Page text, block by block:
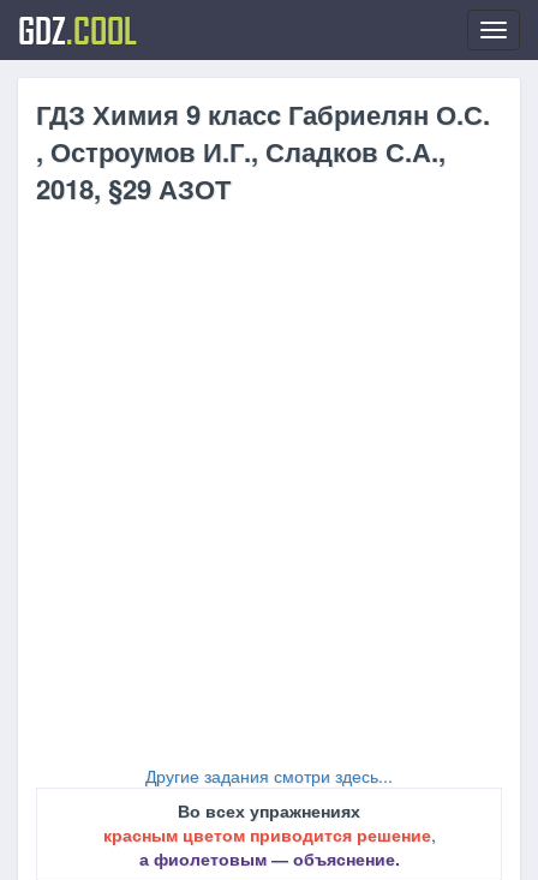
GDZ.COOL
ГДЗ Химия 9 класc Габриелян О.С.
, Остроумов И.Г., Сладков С.А.,
2018, §29 АЗОТ
Другие задания смотри здесь...
Во всех упражнениях
красным цветом приводится решение,
а фиолетовым ― объяснение.